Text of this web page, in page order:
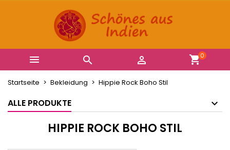
   0
Startseite Bekleidung Hippie Rock Boho Stil
ALLE PRODUKTE
HIPPIE ROCK BOHO STIL
Ihre Wunschlisten
Neue Liste anlegen
((modalTitle))
((cancelText)) ((modalDeleteText))
Wunschliste erstellen
Name der Wunschliste
Abbrechen
Anmelden
Wunschliste hinzufügen zu können.
Abbrechen